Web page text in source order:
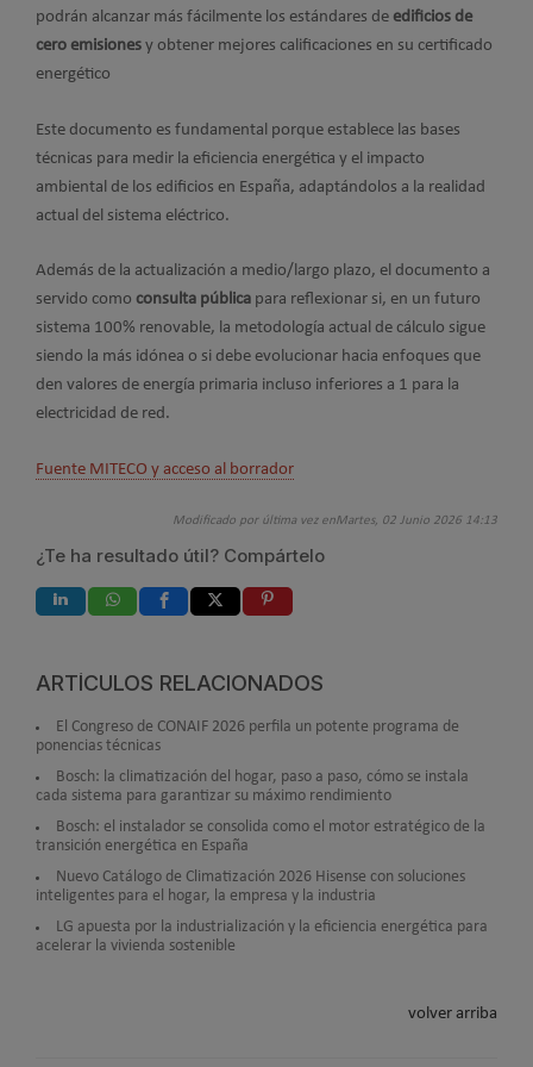
podrán alcanzar más fácilmente los estándares de edificios de
cero emisiones y obtener mejores calificaciones en su certificado
energético
Este documento es fundamental porque establece las bases
técnicas para medir la eficiencia energética y el impacto
ambiental de los edificios en España, adaptándolos a la realidad
actual del sistema eléctrico.
Además de la actualización a medio/largo plazo, el documento a
servido como consulta pública para reflexionar si, en un futuro
sistema 100% renovable, la metodología actual de cálculo sigue
siendo la más idónea o si debe evolucionar hacia enfoques que
den valores de energía primaria incluso inferiores a 1 para la
electricidad de red.
Fuente MITECO y acceso al borrador
Modificado por última vez enMartes, 02 Junio 2026 14:13
¿Te ha resultado útil? Compártelo
ARTÍCULOS RELACIONADOS
El Congreso de CONAIF 2026 perfila un potente programa de
ponencias técnicas
Bosch: la climatización del hogar, paso a paso, cómo se instala
cada sistema para garantizar su máximo rendimiento
Bosch: el instalador se consolida como el motor estratégico de la
transición energética en España
Nuevo Catálogo de Climatización 2026 Hisense con soluciones
inteligentes para el hogar, la empresa y la industria
LG apuesta por la industrialización y la eficiencia energética para
acelerar la vivienda sostenible
volver arriba